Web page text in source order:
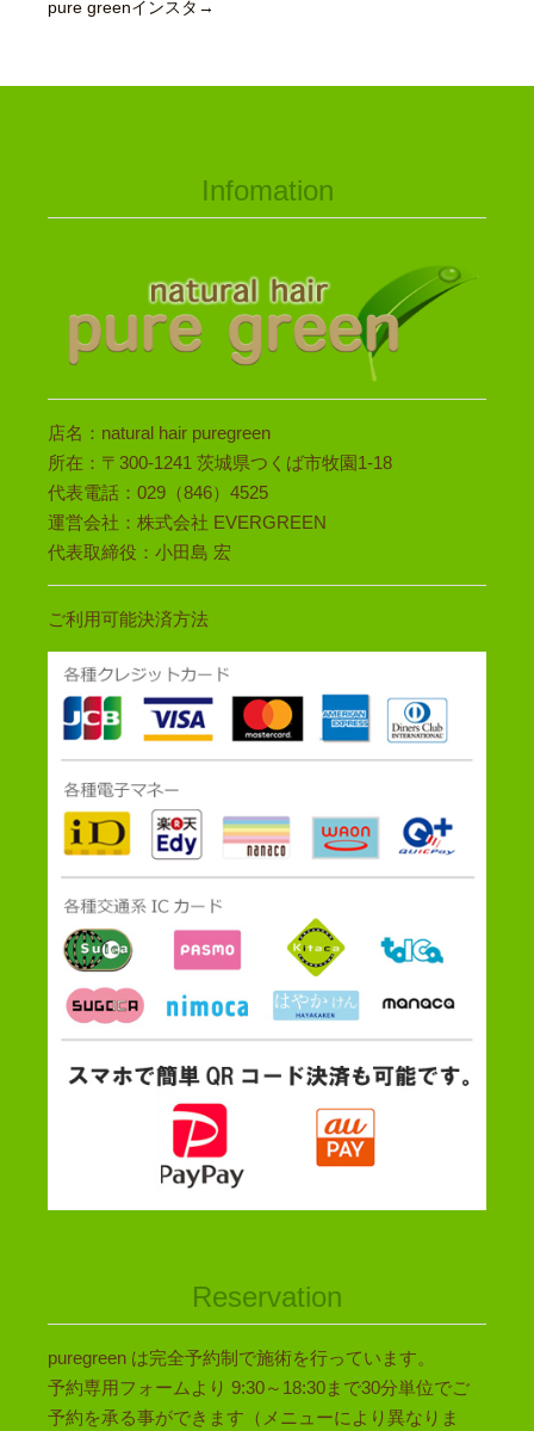
pure greenインスタ→
Infomation
店名：natural hair puregreen
所在：〒300-1241 茨城県つくば市牧園1-18
代表電話：029（846）4525
運営会社：株式会社 EVERGREEN
代表取締役：小田島 宏
ご利用可能決済方法
Reservation
puregreen は完全予約制で施術を行っています。
予約専用フォームより 9:30～18:30まで30分単位でご
予約を承る事ができます（メニューにより異なりま